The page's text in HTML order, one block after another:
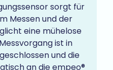
sorgt für
Messen und der
eine mühelose
ist in
und die
an die empeo®